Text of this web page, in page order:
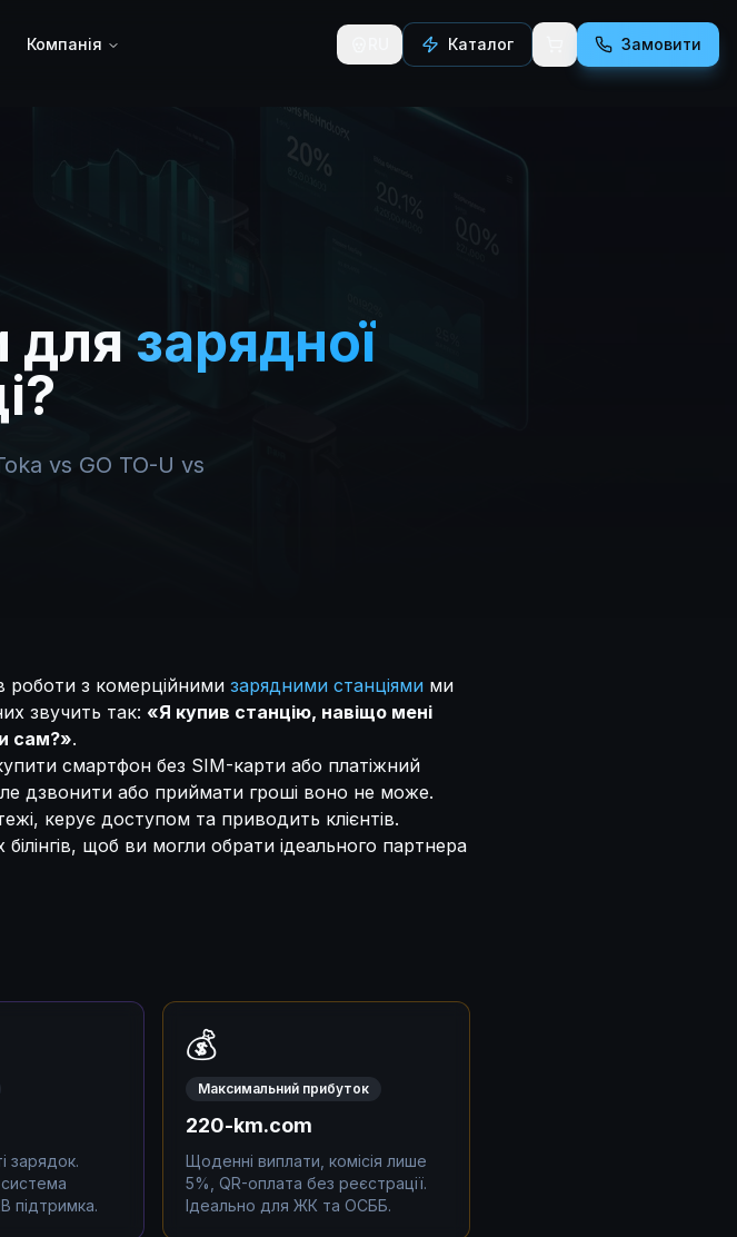
Компанія Каталог Замовити
для зарядної
vs GO TO-U vs
роботи з комерційними зарядними станціями ми
звучить так: «Я купив станцію, навіщо мені
сам?».
смартфон без SIM-карти або платіжний
дзвонити або приймати гроші воно не може.
керує доступом та приводить клієнтів.
щоб ви могли обрати ідеального партнера
зарядок.
підтримка.
💰
Максимальний прибуток
220-km.com
Щоденні виплати, комісія лише
5%, QR-оплата без реєстрації.
Ідеально для ЖК та ОСББ.